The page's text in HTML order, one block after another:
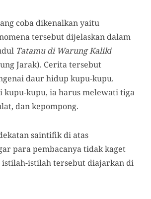
coba dikenalkan yaitu
tersebut dijelaskan dalam
Tatamu di Warung Kaliki
Jarak). Cerita tersebut
daur hidup kupu-kupu.
kupu-kupu, ia harus melewati tiga
dan kepompong.
saintifik di atas
para pembacanya tidak kaget
istilah tersebut diajarkan di